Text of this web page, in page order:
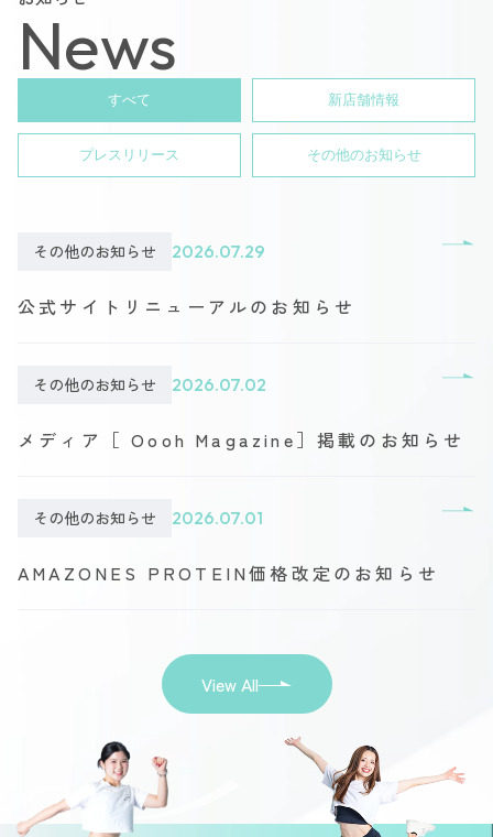
News
すべて 新店舗情報
プレスリリース その他のお知らせ
その他のお知らせ 2026.07.29
公式サイトリニューアルのお知らせ
その他のお知らせ 2026.07.02
メディア［ Oooh Magazine］掲載のお知らせ
その他のお知らせ 2026.07.01
AMAZONES PROTEIN価格改定のお知らせ
View All